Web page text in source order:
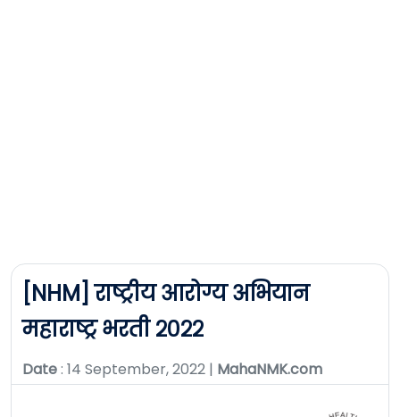
[NHM] राष्ट्रीय आरोग्य अभियान
महाराष्ट्र भरती २०२२
Date: 14 September, 2022 | MahaNMK.com